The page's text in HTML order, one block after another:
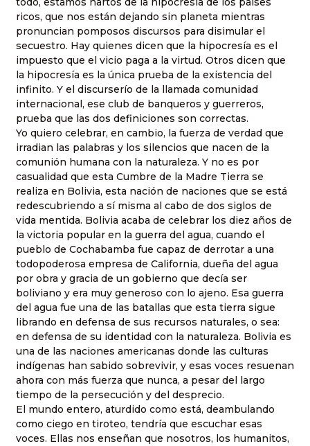
ricos, que nos están dejando sin planeta mientras
pronuncian pomposos discursos para disimular el
secuestro. Hay quienes dicen que la hipocresía es el
impuesto que el vicio paga a la virtud. Otros dicen que
la hipocresía es la única prueba de la existencia del
infinito. Y el discurserío de la llamada comunidad
internacional, ese club de banqueros y guerreros,
prueba que las dos definiciones son correctas.
Yo quiero celebrar, en cambio, la fuerza de verdad que
irradian las palabras y los silencios que nacen de la
comunión humana con la naturaleza. Y no es por
casualidad que esta Cumbre de la Madre Tierra se
realiza en Bolivia, esta nación de naciones que se está
redescubriendo a sí misma al cabo de dos siglos de
vida mentida. Bolivia acaba de celebrar los diez años de
la victoria popular en la guerra del agua, cuando el
pueblo de Cochabamba fue capaz de derrotar a una
todopoderosa empresa de California, dueña del agua
por obra y gracia de un gobierno que decía ser
boliviano y era muy generoso con lo ajeno. Esa guerra
del agua fue una de las batallas que esta tierra sigue
librando en defensa de sus recursos naturales, o sea:
en defensa de su identidad con la naturaleza. Bolivia es
una de las naciones americanas donde las culturas
indígenas han sabido sobrevivir, y esas voces resuenan
ahora con más fuerza que nunca, a pesar del largo
tiempo de la persecución y del desprecio.
El mundo entero, aturdido como está, deambulando
como ciego en tiroteo, tendría que escuchar esas
voces. Ellas nos enseñan que nosotros, los humanitos,